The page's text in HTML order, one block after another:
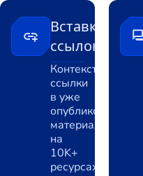
Вставки
ссылок
Контекстные
ссылки
в уже
опубликованных
материалах
на
10K+
ресурсах